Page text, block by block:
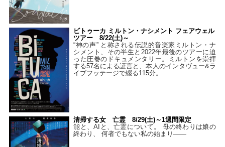
ビトゥーカ ミルトン・ナシメント フェアウェル
ツアー 8/22(土)～
“神の声” と称される伝説的音楽家ミルトン・ナ
シメント、その半生と2022年最後のツアーに迫
った圧巻のドキュメンタリー。ミルトンを崇拝
する57名による証言と、本人のインタヴュー&ラ
イブフッテージで綴る115分。
清掃する女 亡霊 8/29(土)～1週間限定
能と、AIと、亡霊について。 母の終わりは娘の
終わり、 何者でもない私の始まり――